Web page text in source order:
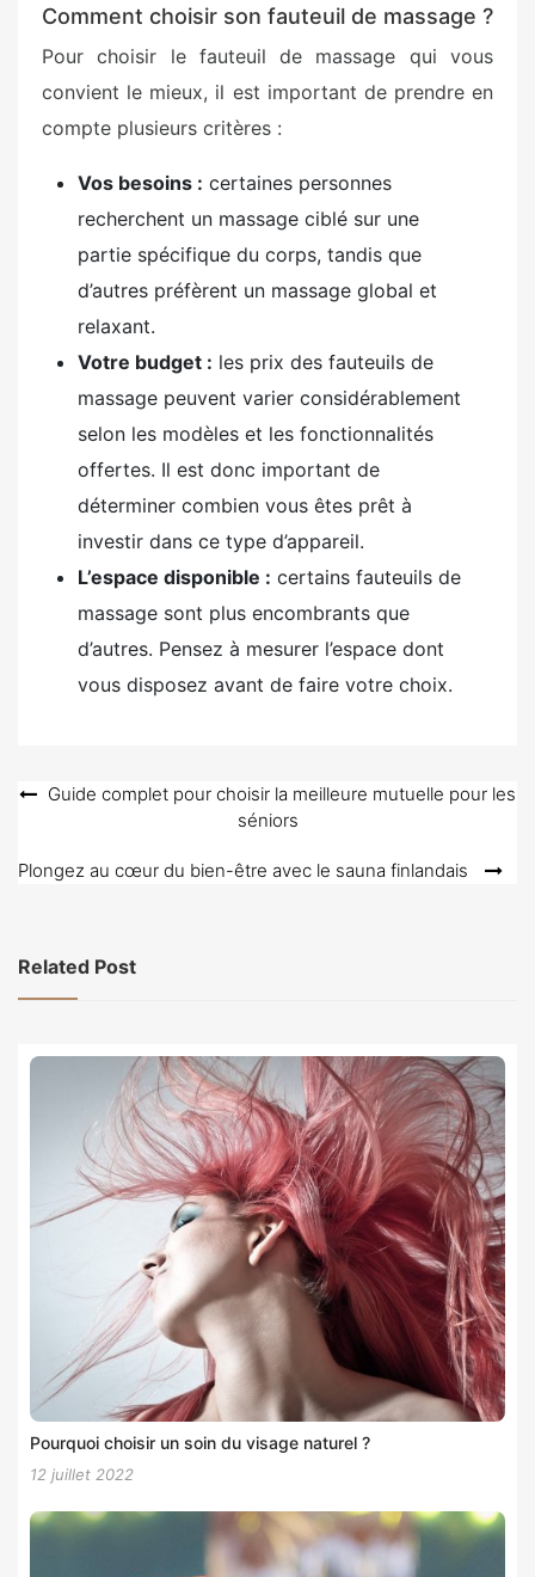
Comment choisir son fauteuil de massage ?
Pour choisir le fauteuil de massage qui vous
convient le mieux, il est important de prendre en
compte plusieurs critères :
Vos besoins : certaines personnes
recherchent un massage ciblé sur une
partie spécifique du corps, tandis que
d’autres préfèrent un massage global et
relaxant.
Votre budget : les prix des fauteuils de
massage peuvent varier considérablement
selon les modèles et les fonctionnalités
offertes. Il est donc important de
déterminer combien vous êtes prêt à
investir dans ce type d’appareil.
L’espace disponible : certains fauteuils de
massage sont plus encombrants que
d’autres. Pensez à mesurer l’espace dont
vous disposez avant de faire votre choix.
Navigation
l’article
Guide complet pour choisir la meilleure mutuelle pour les
séniors
Plongez au cœur du bien-être avec le sauna finlandais
Related Post
Pourquoi choisir un soin du visage naturel ?
12 juillet 2022